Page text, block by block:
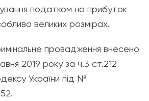
податком на прибуток
великих розмірах.
провадження внесено
2019 року за ч.3 ст.212
України під №